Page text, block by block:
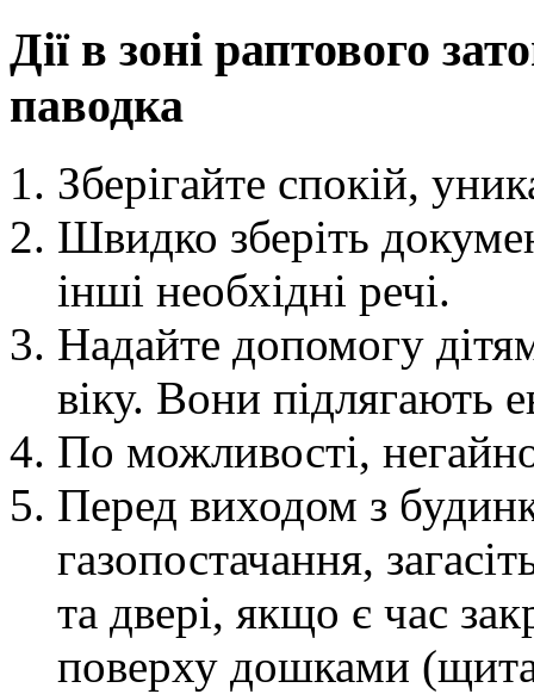
Дії в зоні раптового
паводка
Зберігайте спокій,
Швидко зберіть
інші необхідні речі.
Надайте допомогу
віку. Вони підлягають
По можливості,
Перед виходом з
газопостачання,
та двері, якщо є час
поверху дошками